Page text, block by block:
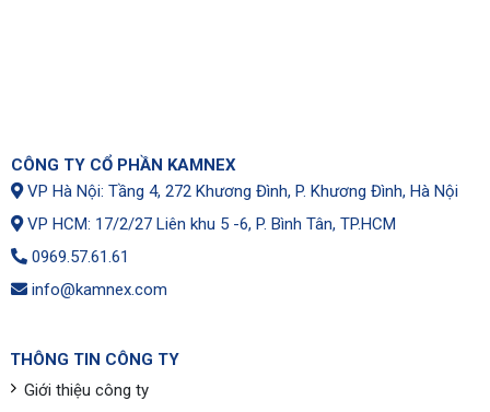
CÔNG TY CỔ PHẦN KAMNEX
VP Hà Nội: Tầng 4, 272 Khương Đình, P. Khương Đình, Hà Nội
VP HCM: 17/2/27 Liên khu 5 -6, P. Bình Tân, TP.HCM
0969.57.61.61
info@kamnex.com
THÔNG TIN CÔNG TY
Giới thiệu công ty